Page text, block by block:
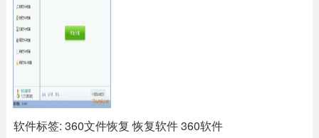
软件标签: 360文件恢复 恢复软件 360软件